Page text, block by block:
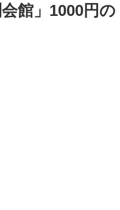
館」1000円の